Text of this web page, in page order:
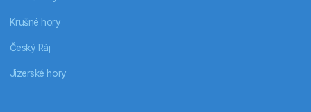
Krušné hory
Český Ráj
Jizerské hory